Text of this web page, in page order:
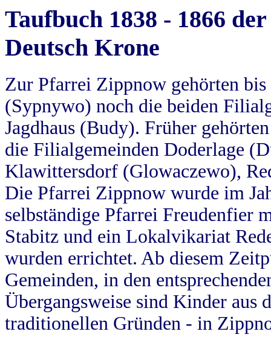
Taufbuch 1838 - 1866
Deutsch Krone
Zur Pfarrei Zippnow gehörten
(Sypnywo) noch die beiden
Jagdhaus (Budy). Früher
die Filialgemeinden Doderlage
Klawittersdorf (Glowaczewo),
Die Pfarrei Zippnow wurde im
selbständige Pfarrei Freudenfier
Stabitz und ein Lokalvikariat
wurden errichtet. Ab diesem
Gemeinden, in den
Übergangsweise sind Kinder aus
traditionellen Gründen - in